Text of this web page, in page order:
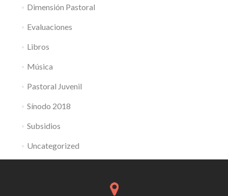
Dimensión Pastoral
Evaluaciones
Libros
Música
Pastoral Juvenil
Sínodo 2018
Subsidios
Uncategorized